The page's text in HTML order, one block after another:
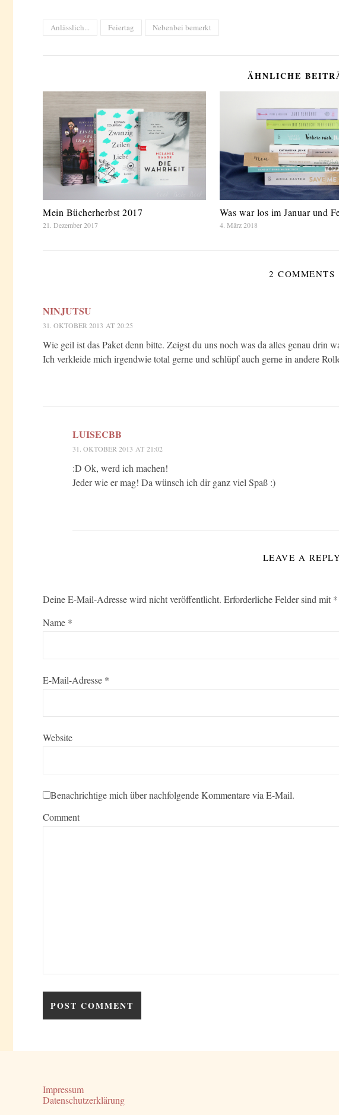
Anlässlich... Feiertag Nebenbei bemerkt
ÄHNLICHE
Mein Bücherherbst 2017
21. Dezember 2017
Was war los im Januar und
4. März 2018
2 COMMENTS
NINJUTSU
31. OKTOBER 2013 AT 20:25
Wie geil ist das Paket denn bitte. Zeigst du uns noch was da alles genau drin
Ich verkleide mich irgendwie total gerne und schlüpf auch gerne in andere
LUISECBB
31. OKTOBER 2013 AT 21:02
:D Ok, werd ich machen!
Jeder wie er mag! Da wünsch ich dir ganz viel Spaß :)
LEAVE A
Deine E-Mail-Adresse wird nicht veröffentlicht. Erforderliche Felder sind mit *
Name *
E-Mail-Adresse *
Website
Benachrichtige mich über nachfolgende Kommentare via E-Mail.
Comment
Impressum
Datenschutzerklärung